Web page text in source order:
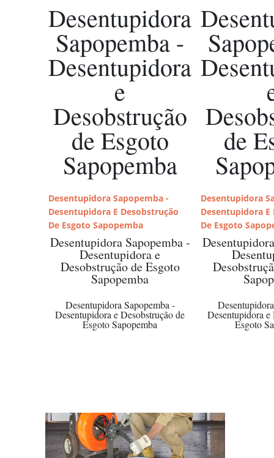
Desentupidora
Sapopemba -
Desentupidora
e
Desobstrução
de Esgoto
Sapopemba
de
Desentupidora Sapopemba -
Desentupidora E Desobstrução
De Esgoto Sapopemba
Desentupidora
Desentupidora E
De Esgoto
Desentupidora Sapopemba -
Desentupidora e
Desobstrução de Esgoto
Sapopemba
Desentupidora Sapopemba -
Desentupidora e Desobstrução de
Esgoto Sapopemba
Desentupidora e
Esgoto